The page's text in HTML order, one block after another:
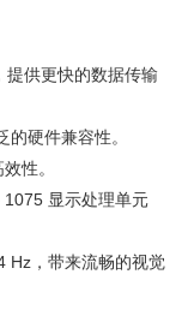
供更快的数据传输
硬件兼容性。
性。
显示处理单元
，带来流畅的视觉